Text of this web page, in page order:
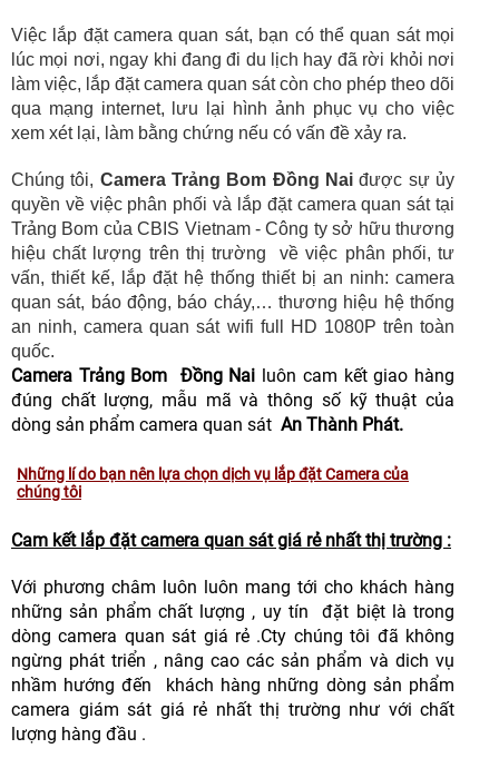
Việc lắp đặt camera quan sát, bạn có thể quan sát mọi
lúc mọi nơi, ngay khi đang đi du lịch hay đã rời khỏi nơi
làm việc, lắp đặt camera quan sát còn cho phép theo dõi
qua mạng internet, lưu lại hình ảnh phục vụ cho việc
xem xét lại, làm bằng chứng nếu có vấn đề xảy ra.
Chúng tôi, Camera Trảng Bom Đồng Nai được sự ủy
quyền về việc phân phối và lắp đặt camera quan sát tại
Trảng Bom của CBIS Vietnam - Công ty sở hữu thương
hiệu chất lượng trên thị trường về việc phân phối, tư
vấn, thiết kế, lắp đặt hệ thống thiết bị an ninh: camera
quan sát, báo động, báo cháy,… thương hiệu hệ thống
an ninh, camera quan sát wifi full HD 1080P trên toàn
quốc.
Camera Trảng Bom Đồng Nai luôn cam kết giao hàng
đúng chất lượng, mẫu mã và thông số kỹ thuật của
dòng sản phẩm camera quan sát An Thành Phát.
Những lí do bạn nên lựa chọn dịch vụ lắp đặt Camera của
chúng tôi
Cam kết lắp đặt camera quan sát giá rẻ nhất thị trường :
Với phương châm luôn luôn mang tới cho khách hàng
những sản phẩm chất lượng , uy tín đặt biệt là trong
dòng camera quan sát giá rẻ .Cty chúng tôi đã không
ngừng phát triển , nâng cao các sản phẩm và dich vụ
nhầm hướng đến khách hàng những dòng sản phẩm
camera giám sát giá rẻ nhất thị trường như với chất
lượng hàng đầu .